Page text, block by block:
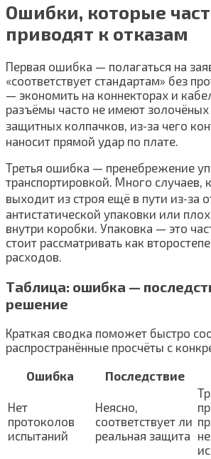
Ошибки, которые
приводят к отказам
Первая ошибка — полагаться на
«соответствует стандартам» без
— экономить на коннекторах и
разъёмы часто не имеют золочёных
защитных колпачков, из‑за чего
наносит прямой удар по плате.
Третья ошибка — пренебрежение
транспортировкой. Много случаев,
выходит из строя ещё в пути из‑за
антистатической упаковки или
внутри коробки. Упаковка — это
стоит рассматривать как
расходов.
Таблица: ошибка —
решение
Краткая сводка поможет быстро
распространённые просчёты с
Ошибка
Последствие
Нет
протоколов
испытаний
Неясно,
соответствует ли
реальная защита